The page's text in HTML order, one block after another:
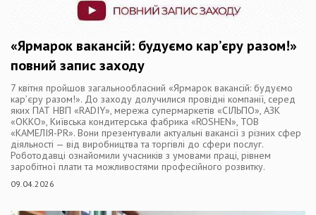
«Ярмарок вакансій: будуємо кар’єру разом!»
повний запис заходу
7 квітня пройшов загальнообласний «Ярмарок вакансій: будуємо
кар’єру разом!». До заходу долучилися провідні компанії, серед
яких ПАТ НВП «RADIY», мережа супермаркетів «СІЛЬПО», АЗК
«ОККО», Київська кондитерська фабрика «ROSHEN», ТОВ
«КАМЕЛІЯ-PR». Вони презентували актуальні вакансії з різних сфер
діяльності — від виробництва та торгівлі до сфери послуг.
Роботодавці ознайомили учасників з умовами праці, рівнем
заробітної плати та можливостями професійного розвитку.
09.04.2026